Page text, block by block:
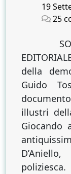
Posted
on
19
25
della
Guido
illustri
Giocando